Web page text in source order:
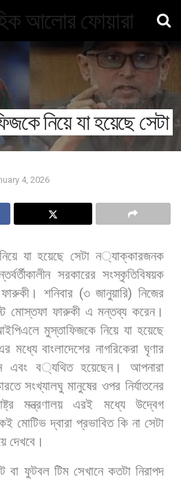
নিয়ে যা হয়েছে সেটা
4, 2026
নিয়ে যা হয়েছে সেটা ন্যাক্কারজনক
সরকারের সংস্কৃতিবিষয়ক
ফারুকী। শনিবার(৩ জানুয়ারি)নিজের
মোস্তফা ফারুকী এ মন্তব্য করেন।
মুস্তাফিজকে নিয়ে যা হয়েছে
মধ্যে বাংলাদেশের নাগরিকেরা ঘৃণার
এবং ব্যথিত হয়েছেন।
আপনারা
সংখ্যালঘু মানুষের ওপর নির্যাতনের
মন্ত্রণালয় এরই মধ্যে
উদ্বেগ
মোটিভ দ্বারা প্রভাবিত কি না সেটা
দেখবে।
বা ফুটবল টিম সেখানে কতটা নিরাপদ